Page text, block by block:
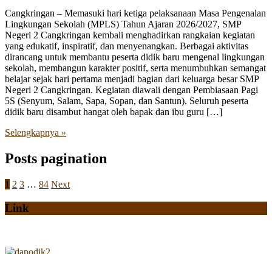
Cangkringan – Memasuki hari ketiga pelaksanaan Masa Pengenalan
Lingkungan Sekolah (MPLS) Tahun Ajaran 2026/2027, SMP
Negeri 2 Cangkringan kembali menghadirkan rangkaian kegiatan
yang edukatif, inspiratif, dan menyenangkan. Berbagai aktivitas
dirancang untuk membantu peserta didik baru mengenal lingkungan
sekolah, membangun karakter positif, serta menumbuhkan semangat
belajar sejak hari pertama menjadi bagian dari keluarga besar SMP
Negeri 2 Cangkringan. Kegiatan diawali dengan Pembiasaan Pagi
5S (Senyum, Salam, Sapa, Sopan, dan Santun). Seluruh peserta
didik baru disambut hangat oleh bapak dan ibu guru […]
Selengkapnya »
Posts pagination
1 2 3 … 84 Next
Link